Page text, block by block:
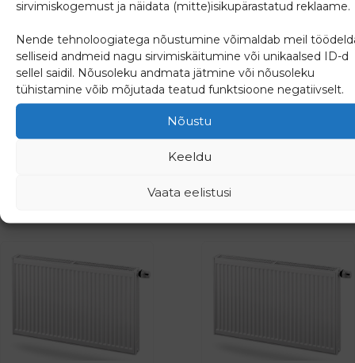
sirvimiskogemust ja näidata (mitte)isikupärastatud reklaame.
Nende tehnoloogiatega nõustumine võimaldab meil
selliseid andmeid nagu sirvimiskäitumine või unikaalsed ID-d
sellel saidil. Nõusoleku andmata jätmine või nõusoleku
tühistamine võib mõjutada teatud funktsioone negatiivselt.
Nõustu
Keeldu
Vaata eelistusi
Radiaator Hygiene H20-
450-600
94.35€km-ga)
Radiaator Vertical 10-
2100-750
340.40
(422.10€km-ga)